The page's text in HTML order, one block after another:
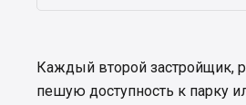
Каждый второй застройщик,
пешую доступность к парку